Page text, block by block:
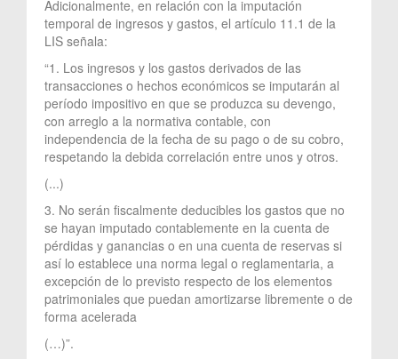
Adicionalmente, en relación con la imputación
temporal de ingresos y gastos, el artículo 11.1 de la
LIS señala:
“1. Los ingresos y los gastos derivados de las
transacciones o hechos económicos se imputarán al
período impositivo en que se produzca su devengo,
con arreglo a la normativa contable, con
independencia de la fecha de su pago o de su cobro,
respetando la debida correlación entre unos y otros.
(...)
3. No serán fiscalmente deducibles los gastos que no
se hayan imputado contablemente en la cuenta de
pérdidas y ganancias o en una cuenta de reservas si
así lo establece una norma legal o reglamentaria, a
excepción de lo previsto respecto de los elementos
patrimoniales que puedan amortizarse libremente o de
forma acelerada
(…)”.